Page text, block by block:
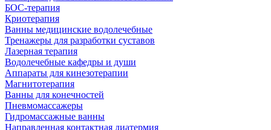
БОС-терапия
Криотерапия
Ванны медицинские водолечебные
Тренажеры для разработки суставов
Лазерная терапия
Водолечебные кафедры и души
Аппараты для кинезотерапии
Магнитотерапия
Ванны для конечностей
Пневмомассажеры
Гидромассажные ванны
Направленная контактная диатермия